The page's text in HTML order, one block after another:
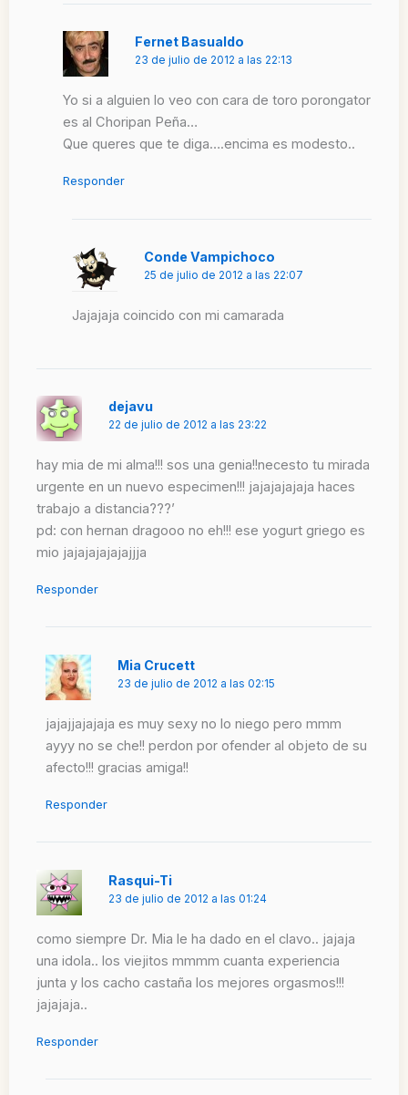
Fernet Basualdo
23 de julio de 2012 a las 22:13
Yo si a alguien lo veo con cara de toro porongator
es al Choripan Peña…
Que queres que te diga….encima es modesto..
Responder
Conde Vampichoco
25 de julio de 2012 a las 22:07
Jajajaja coincido con mi camarada
dejavu
22 de julio de 2012 a las 23:22
hay mia de mi alma!!! sos una genia!!necesto tu mirada
urgente en un nuevo especimen!!! jajajajajaja haces
trabajo a distancia???’
pd: con hernan dragooo no eh!!! ese yogurt griego es
mio jajajajajajajjja
Responder
Mia Crucett
23 de julio de 2012 a las 02:15
jajajjajajaja es muy sexy no lo niego pero mmm
ayyy no se che!! perdon por ofender al objeto de su
afecto!!! gracias amiga!!
Responder
Rasqui-Ti
23 de julio de 2012 a las 01:24
como siempre Dr. Mia le ha dado en el clavo.. jajaja
una idola.. los viejitos mmmm cuanta experiencia
junta y los cacho castaña los mejores orgasmos!!!
jajajaja..
Responder